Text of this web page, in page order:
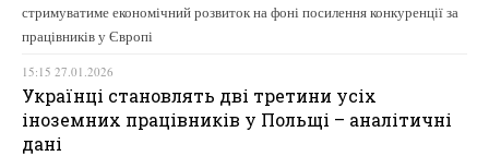
стримуватиме економічний розвиток на фоні посилення конкуренції за
працівників у Європі
15:15 27.01.2026
Українці становлять дві третини усіх
іноземних працівників у Польщі – аналітичні
дані